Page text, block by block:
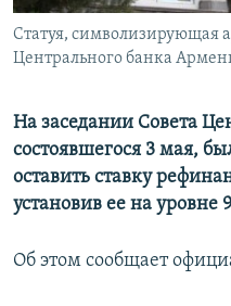
Русский
Статуя, символизирующая
Центрального банка
На заседании Совета
состоявшегося 3 мая,
оставить ставку
установив ее на уровне
Об этом сообщает